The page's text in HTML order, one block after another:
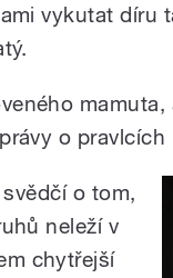
vykutat díru
o pravlcích
o tom,
neleží v
chytřejší